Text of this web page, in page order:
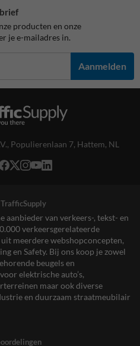
producten en onze
je e-mailadres in.
Aanmelden
Populierenlaan 7, Hattem, NL
aanbieder van verkeers-, tekst- en
verkeersgerelateerde
meerdere webshopconcepten,
en Safety. Bij ons koop je zowel
beugels en
elektrische auto’s,
maar ook diverse
en duurzaam straatmeubilair